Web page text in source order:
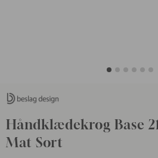
Håndklædekrog Base
Mat Sort